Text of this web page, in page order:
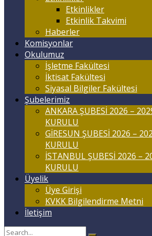
Etkinlikler
Etkinlik Takvimi
Haberler
Komisyonlar
Okulumuz
İşletme Fakültesi
İktisat Fakültesi
Siyasal Bilgiler Fakültesi
Şubelerimiz
ANKARA ŞUBESİ 2026 –
KURULU
GİRESUN ŞUBESİ 2026 –
KURULU
İSTANBUL ŞUBESİ 2026 –
KURULU
Üyelik
Üye Girişi
KVKK Bilgilendirme Metni
İletişim